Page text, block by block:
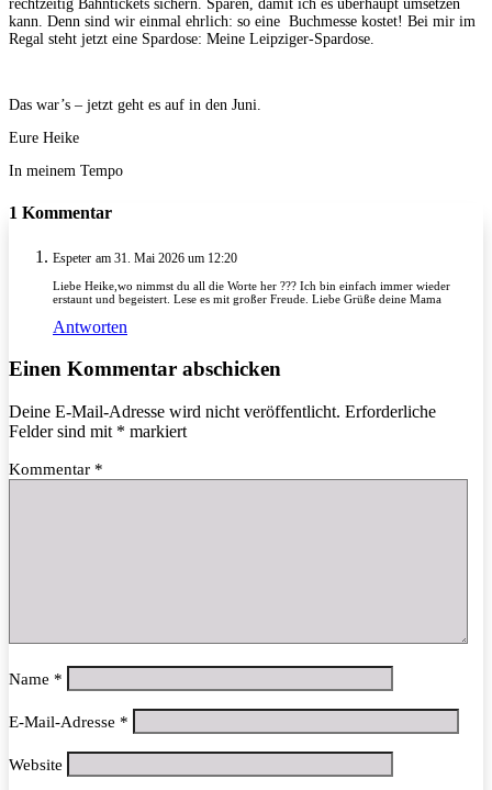
rechtzeitig Bahntickets sichern. Sparen, damit ich es überhaupt umsetzen
kann. Denn sind wir einmal ehrlich: so eine Buchmesse kostet! Bei mir im
Regal steht jetzt eine Spardose: Meine Leipziger-Spardose.
Das war’s – jetzt geht es auf in den Juni.
Eure Heike
In meinem Tempo
1 Kommentar
Espeter am 31. Mai 2026 um 12:20
Liebe Heike,wo nimmst du all die Worte her ??? Ich bin einfach immer wieder
erstaunt und begeistert. Lese es mit großer Freude. Liebe Grüße deine Mama
Antworten
Einen Kommentar abschicken
Deine E-Mail-Adresse wird nicht veröffentlicht. Erforderliche
Felder sind mit * markiert
Kommentar *
Name *
E-Mail-Adresse *
Website